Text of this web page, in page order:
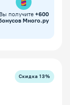
Вы получите +600
Много.ру
Скидка13%